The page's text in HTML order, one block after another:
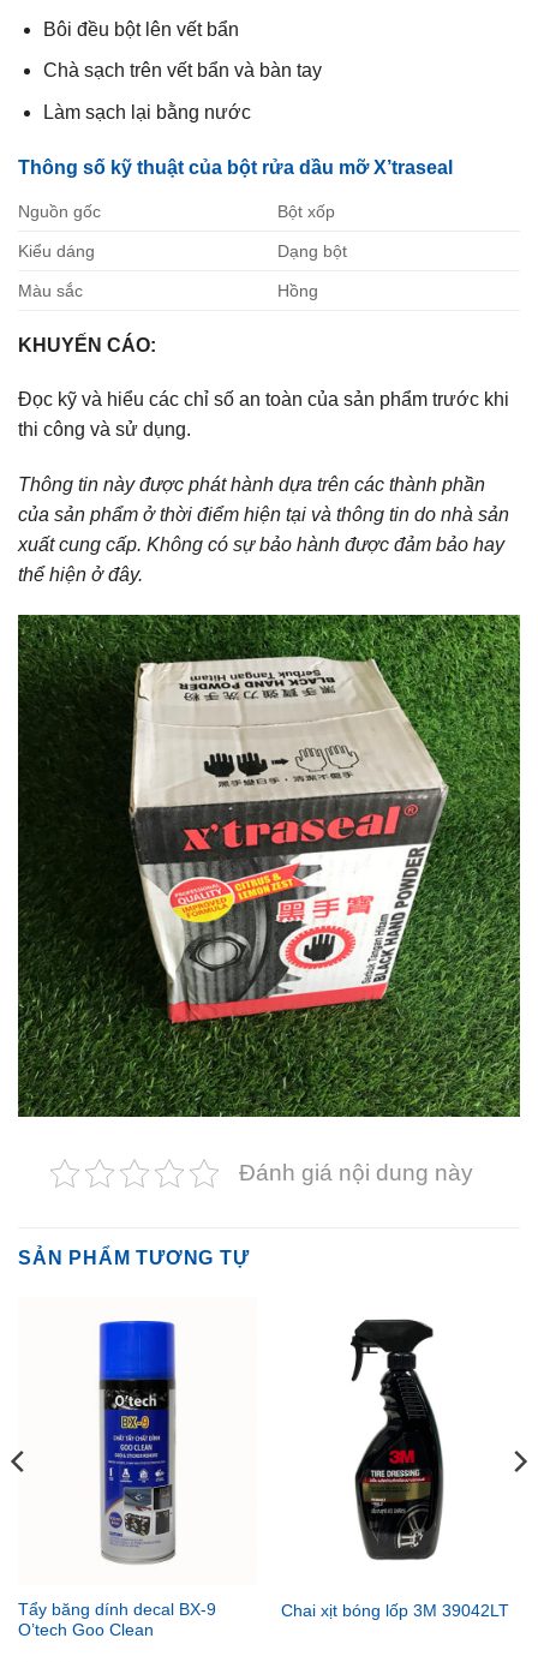
Bôi đều bột lên vết bẩn
Chà sạch trên vết bẩn và bàn tay
Làm sạch lại bằng nước
Thông số kỹ thuật của bột rửa dầu mỡ X’traseal
Nguồn gốc Bột xốp
Kiểu dáng Dạng bột
Màu sắc Hồng
KHUYẾN CÁO:
Đọc kỹ và hiểu các chỉ số an toàn của sản phẩm trước khi
thi công và sử dụng.
Thông tin này được phát hành dựa trên các thành phần
của sản phẩm ở thời điểm hiện tại và thông tin do nhà sản
xuất cung cấp. Không có sự bảo hành được đảm bảo hay
thể hiện ở đây.
Đánh giá nội dung này
SẢN PHẨM TƯƠNG TỰ
Tẩy băng dính decal BX-9
O’tech Goo Clean
Chai xịt bóng lốp 3M 39042LT